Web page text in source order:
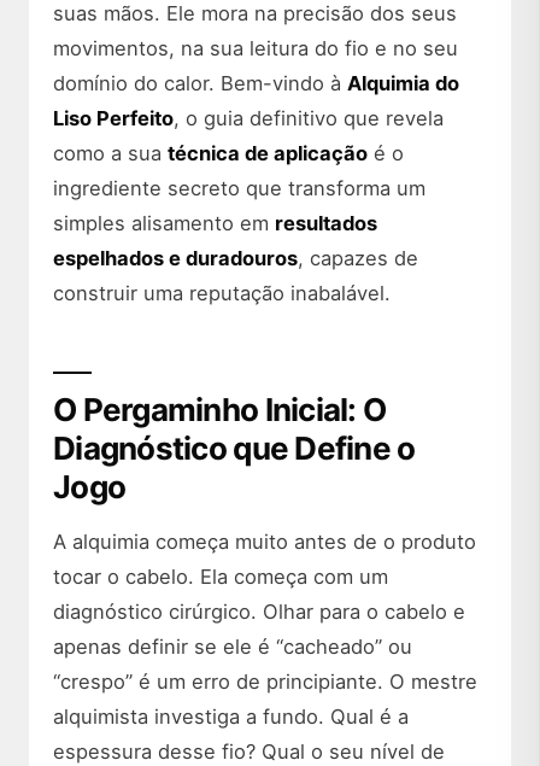
suas mãos. Ele mora na precisão dos seus
movimentos, na sua leitura do fio e no seu
domínio do calor. Bem-vindo à Alquimia do
Liso Perfeito, o guia definitivo que revela
como a sua técnica de aplicação é o
ingrediente secreto que transforma um
simples alisamento em resultados
espelhados e duradouros, capazes de
construir uma reputação inabalável.
O Pergaminho Inicial: O
Diagnóstico que Define o
Jogo
A alquimia começa muito antes de o produto
tocar o cabelo. Ela começa com um
diagnóstico cirúrgico. Olhar para o cabelo e
apenas definir se ele é “cacheado” ou
“crespo” é um erro de principiante. O mestre
alquimista investiga a fundo. Qual é a
espessura desse fio? Qual o seu nível de